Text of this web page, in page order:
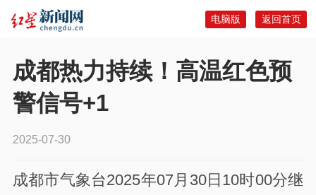
返回首页
电脑版
成都热力持续！高温红色预
警信号+1
2025-07-30
成都市气象台2025年07月30日10时00分继